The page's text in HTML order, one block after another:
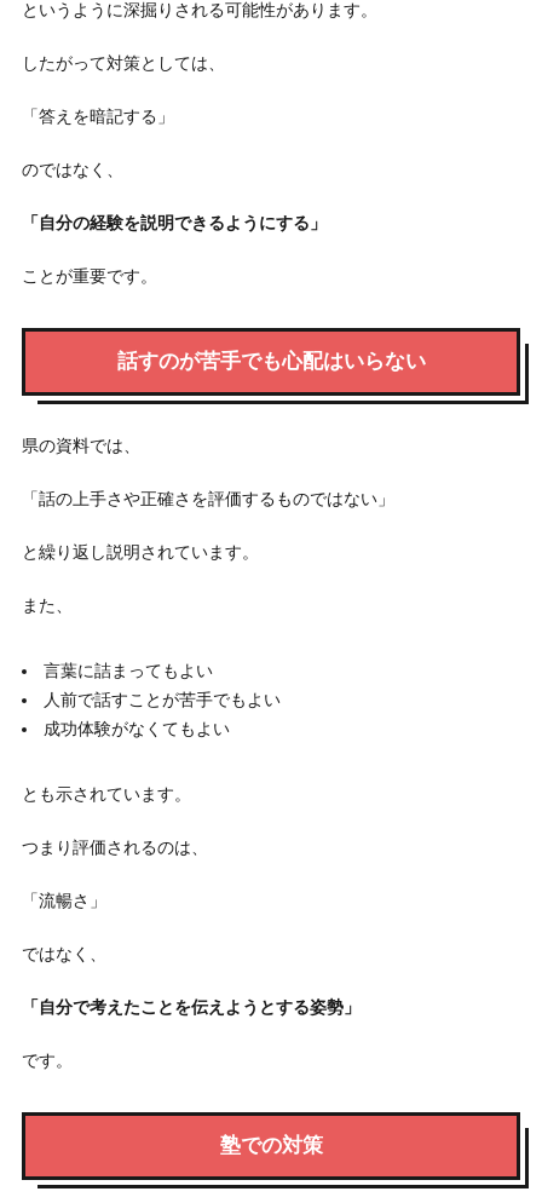
というように深掘りされる可能性があります。
したがって対策としては、
「答えを暗記する」
のではなく、
「自分の経験を説明できるようにする」
ことが重要です。
話すのが苦手でも心配はいらない
県の資料では、
「話の上手さや正確さを評価するものではない」
と繰り返し説明されています。
また、
言葉に詰まってもよい
人前で話すことが苦手でもよい
成功体験がなくてもよい
とも示されています。
つまり評価されるのは、
「流暢さ」
ではなく、
「自分で考えたことを伝えようとする姿勢」
です。
塾での対策